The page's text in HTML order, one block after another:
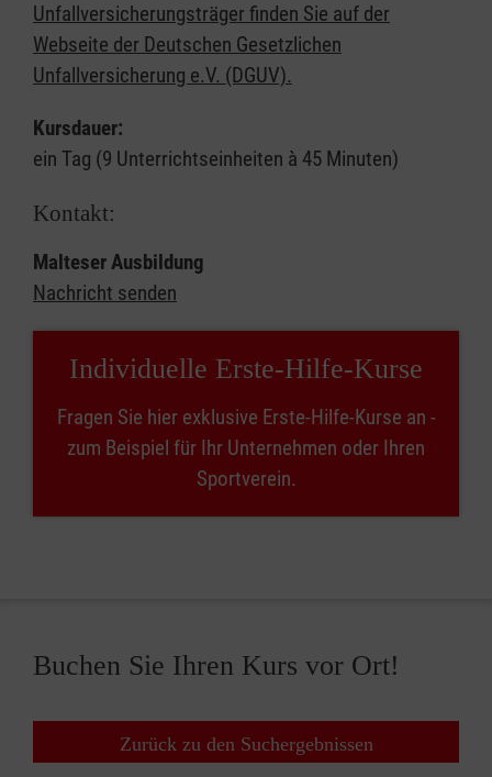
Unfallversicherungsträger finden Sie auf der
Webseite der Deutschen Gesetzlichen
Unfallversicherung e.V. (DGUV).
Kursdauer:
ein Tag (9 Unterrichtseinheiten à 45 Minuten)
Kontakt:
Malteser Ausbildung
Nachricht senden
Individuelle Erste-Hilfe-Kurse
Fragen Sie hier exklusive Erste-Hilfe-Kurse an -
zum Beispiel für Ihr Unternehmen oder Ihren
Sportverein.
Buchen Sie Ihren Kurs vor Ort!
Zurück zu den Suchergebnissen